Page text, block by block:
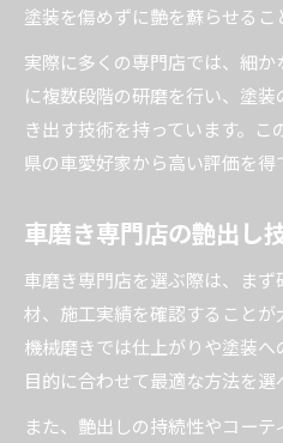
塗装を傷めずに艶を蘇らせるこ
実際に多くの専門店では、細
に複数段階の研磨を行い、塗
き出す技術を持っています。
県の車愛好家から高い評価を得
車磨き専門店の艶出し
車磨き専門店を選ぶ際は、ま
材、施工実績を確認することが
機械磨きでは仕上がりや塗装
目的に合わせて最適な方法を選
また、艶出しの持続性やコー